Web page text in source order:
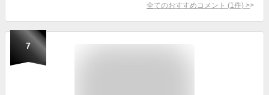
全てのおすすめコメント (1 件) >
7